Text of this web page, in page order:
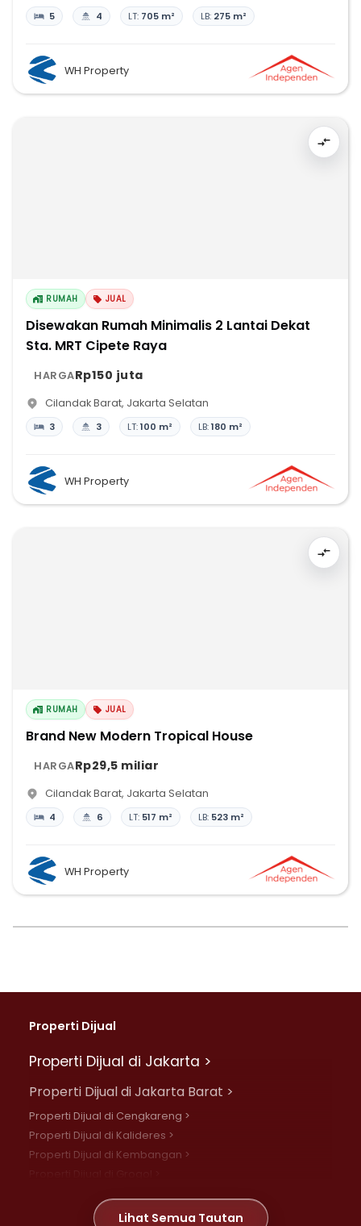
5 4 LT: 705 m² LB: 275 m²
WH Property
RUMAH JUAL
Disewakan Rumah Minimalis 2 Lantai Dekat
Sta. MRT Cipete Raya
HARGARp150 juta
Cilandak Barat, Jakarta Selatan
3 3 LT:100 m² LB:180 m²
WH Property
RUMAH JUAL
Brand New Modern Tropical House
HARGARp29,5 miliar
Cilandak Barat, Jakarta Selatan
4 6 LT: 517 m² LB: 523 m²
WH Property
Properti Dijual
Properti Dijual di Jakarta >
Properti Dijual di Jakarta Barat >
Properti Dijual di Cengkareng >
Properti Dijual di Kalideres >
Properti Dijual di Kembangan >
Properti Dijual di Meruya >Lihat Semua Tautan